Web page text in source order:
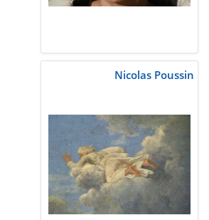
Nicolas Poussin